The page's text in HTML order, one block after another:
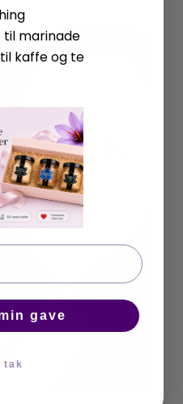
til marinade
kaffe og te
gave
tak